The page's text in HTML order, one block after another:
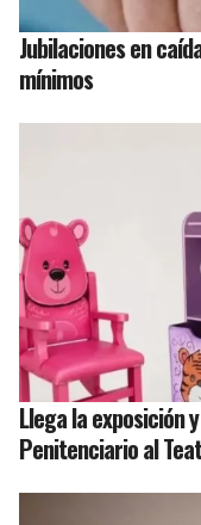
Jubilaciones en
mínimos
Llega la exposición
Penitenciario al